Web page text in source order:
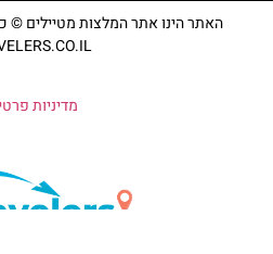
האתר הינו אתר המלצות מטיילים ©
מדיניות